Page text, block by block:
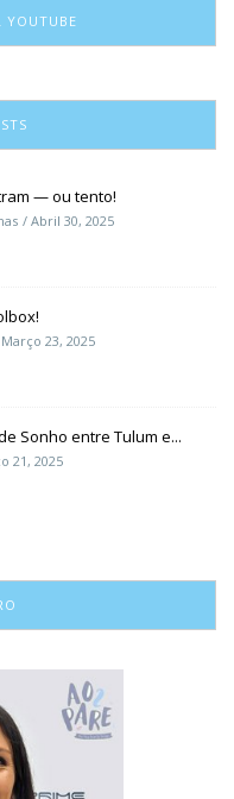
YOUTUBE
— ou tento!
Abril 30, 2025
Março 23, 2025
Sonho entre Tulum e...
21, 2025